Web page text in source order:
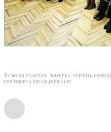
Якщо ви помітили помилку, виділіть
повідомити про це редакцію